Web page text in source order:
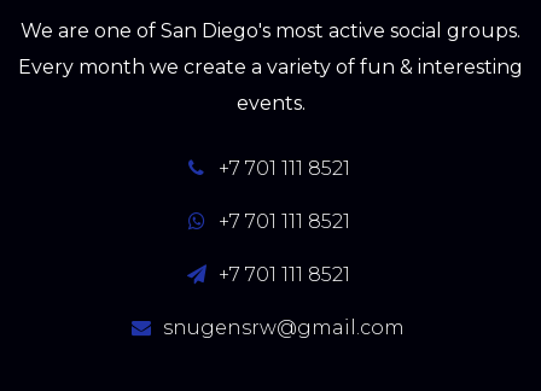
We are one of San Diego's most active social groups.
Every month we create a variety of fun & interesting
events.
+7 701 111 8521
+7 701 111 8521
+7 701 111 8521
snugensrw@gmail.com